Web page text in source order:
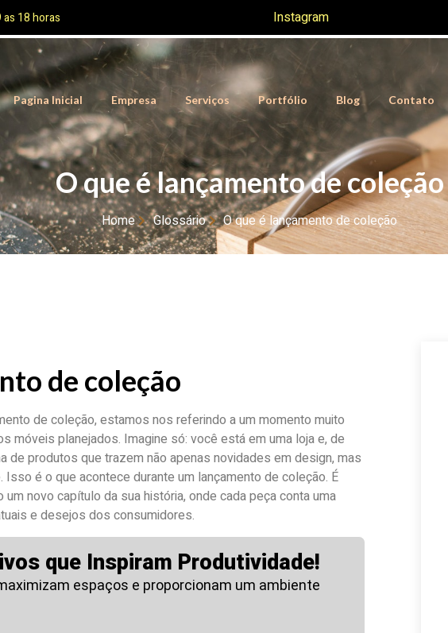
18 horas Instagram
Pagina Inicial Empresa Serviços Portfólio Blog Contato
O que é lançamento de coleção
Home Glossário O que é lançamento de coleção
de coleção
de coleção, estamos nos referindo a um momento muito
móveis planejados. Imagine só: você está em uma loja e, de
de produtos que trazem não apenas novidades em design, mas
é o que acontece durante um lançamento de coleção. É
novo capítulo da sua história, onde cada peça conta uma
e desejos dos consumidores.
que Inspiram Produtividade!
espaços e proporcionam um ambiente